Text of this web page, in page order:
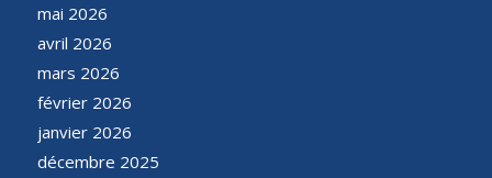
mai 2026
avril 2026
mars 2026
février 2026
janvier 2026
décembre 2025